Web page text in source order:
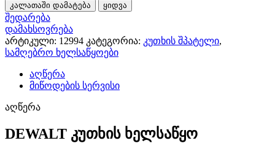
კალათაში დამატება ყიდვა
შედარება
დამახსოვრება
არტიკული: 12994 კატეგორია: კუთხის შპატელი,
სამღებრო ხელსაწყოები
აღწერა
მიწოდების სერვისი
აღწერა
DEWALT კუთხის ხელსაწყო